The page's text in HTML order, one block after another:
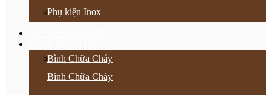
Phụ kiện Inox
Bình Chữa Cháy
Bình Chữa Cháy